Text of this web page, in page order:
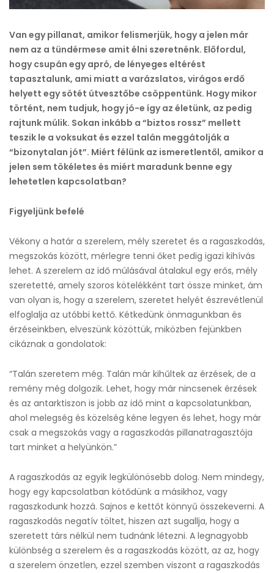
Van egy pillanat, amikor felismerjük, hogy a jelen már
nem az a tündérmese amit élni szeretnénk. Előfordul,
hogy csupán egy apró, de lényeges eltérést
tapasztalunk, ami miatt a varázslatos, virágos erdő
helyett egy sötét útvesztőbe csöppentünk. Hogy mikor
történt, nem tudjuk, hogy jó-e így az életünk, az pedig
rajtunk múlik. Sokan inkább a “biztos rossz” mellett
teszik le a voksukat és ezzel talán meggátolják a
“bizonytalan jót”. Miért félünk az ismeretlentől, amikor a
jelen sem tökéletes és miért maradunk benne egy
lehetetlen kapcsolatban?
Figyeljünk befelé
Vékony a határ a szerelem, mély szeretet és a ragaszkodás,
megszokás között, mérlegre tenni őket pedig igazi kihívás
lehet. A szerelem az idő múlásával átalakul egy erős, mély
szeretetté, amely szoros kötelékként tart össze minket, ám
van olyan is, hogy a szerelem, szeretet helyét észrevétlenül
elfoglalja az utóbbi kettő. Kétkedünk önmagunkban és
érzéseinkben, elveszünk közöttük, miközben fejünkben
cikáznak a gondolatok:
“Talán szeretem még. Talán már kihűltek az érzések, de a
remény még dolgozik. Lehet, hogy már nincsenek érzések
és az antarktiszon is jobb az idő mint a kapcsolatunkban,
ahol melegség és közelség kéne legyen és lehet, hogy már
csak a megszokás vagy a ragaszkodás pillanatragasztója
tart minket a helyünkön.”
A ragaszkodás az egyik legkülönösebb dolog. Nem mindegy,
hogy egy kapcsolatban kötődünk a másikhoz, vagy
ragaszkodunk hozzá. Sajnos e kettőt könnyű összekeverni. A
ragaszkodás negatív töltet, hiszen azt sugallja, hogy a
szeretett társ nélkül nem tudnánk létezni. A legnagyobb
különbség a szerelem és a ragaszkodás között, az az, hogy
a szerelem önzetlen, ezzel szemben viszont a ragaszkodás